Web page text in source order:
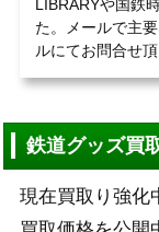
LIBRARYや国鉄
た。メールで主
ルにてお問合せ頂
鉄道グッズ買
現在買取り強化